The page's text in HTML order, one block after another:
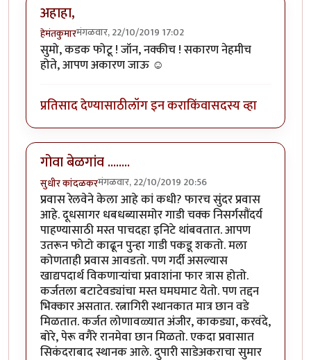
अहाहा,
हेमंतकुमारमंगळवार, 22/10/2019 17:02
सुमो, कडक फोटू ! जॉन, नक्कीच ! सकारण नेहमीच
होते, आपण अकारण जाऊ ☺️
प्रतिसाद देण्यासाठीलॉग इन कराकिंवासदस्य व्हा
गोवा बेळगांव ........
सुधीर कांदळकरमंगळवार, 22/10/2019 20:56
प्रवास रेलवेने केला आहे कां कधी? फारच सुंदर प्रवास
आहे. दूधसागर धबधब्यासमोर गाडी चक्क निसर्गसौंदर्य
पाहण्यासाठी मस्त पाचदहा इनिटे थांबवतात. आपण
उतरून फोटो काढून पुन्हा गाडी पकडू शकतो. मला
कोणताही प्रवास आवडतो. पण गर्दी असल्यास
खाद्यपदार्थ विकणार्‍यांचा प्रवाशांना फार त्रास होतो.
कर्जतला बटाटेवड्यांचा मस्त घमघमाट येतो. पण तद्दन
भिक्कार असतात. रत्नागिरी स्थानकात मात्र छान वडे
मिळतात. कर्जत लोणावळ्यात अंजीर, काकड्या, करवंदे,
बोरे, पेरू वगैरे रानमेवा छान मिळतो. एकदा प्रवासात
सिकंदराबाद स्थानक आले. दुपारी साडेअकराचा सुमार